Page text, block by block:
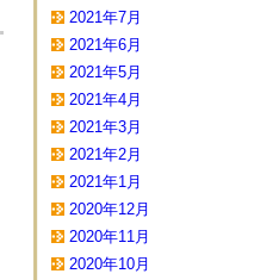
2021年7月
2021年6月
2021年5月
2021年4月
2021年3月
2021年2月
2021年1月
2020年12月
2020年11月
2020年10月